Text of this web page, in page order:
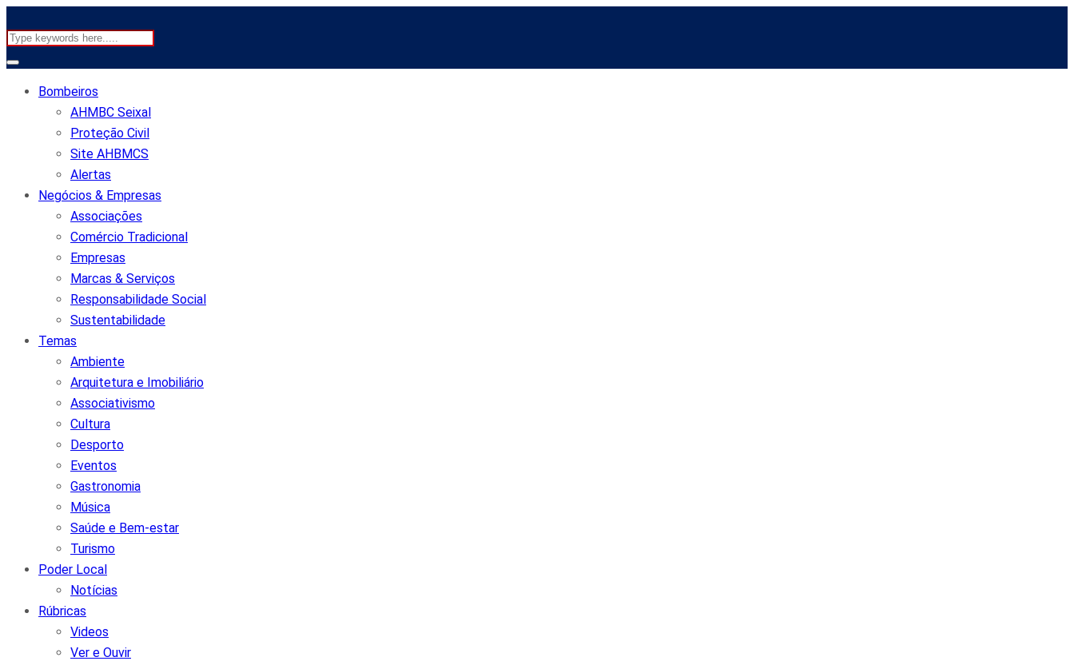
Bombeiros
AHMBC Seixal
Proteção Civil
Site AHBMCS
Alertas
Negócios & Empresas
Associações
Comércio Tradicional
Empresas
Marcas & Serviços
Responsabilidade Social
Sustentabilidade
Temas
Ambiente
Arquitetura e Imobiliário
Associativismo
Cultura
Desporto
Eventos
Gastronomia
Música
Saúde e Bem-estar
Turismo
Poder Local
Notícias
Rúbricas
Videos
Ver e Ouvir